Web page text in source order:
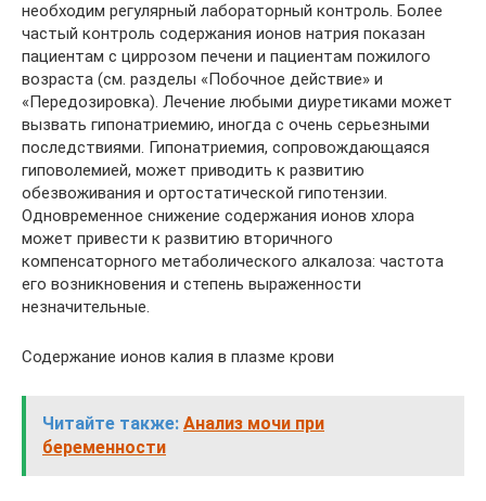
необходим регулярный лабораторный контроль. Более
частый контроль содержания ионов натрия показан
пациентам с циррозом печени и пациентам пожилого
возраста (см. разделы «Побочное действие» и
«Передозировка). Лечение любыми диуретиками может
вызвать гипонатриемию, иногда с очень серьезными
последствиями. Гипонатриемия, сопровождающаяся
гиповолемией, может приводить к развитию
обезвоживания и ортостатической гипотензии.
Одновременное снижение содержания ионов хлора
может привести к развитию вторичного
компенсаторного метаболического алкалоза: частота
его возникновения и степень выраженности
незначительные.
Содержание ионов калия в плазме крови
Читайте также: Анализ мочи при
беременности